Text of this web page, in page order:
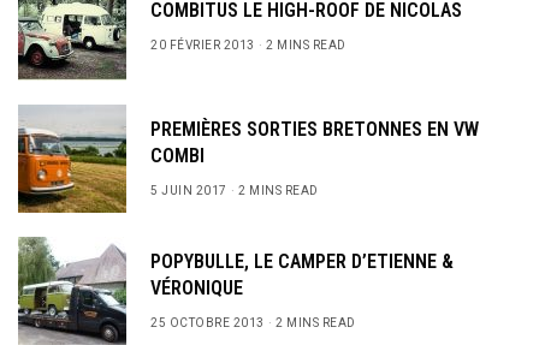
COMBITUS LE HIGH-ROOF DE NICOLAS
20 FÉVRIER 2013 2 MINS READ
PREMIÈRES SORTIES BRETONNES EN VW
COMBI
5 JUIN 2017 2 MINS READ
POPYBULLE, LE CAMPER D’ETIENNE &
VÉRONIQUE
25 OCTOBRE 2013 2 MINS READ